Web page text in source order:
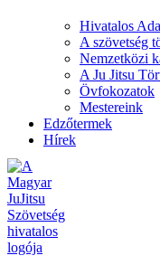
Hivatalos
A szövetség
Nemzetközi
A Ju Jitsu
Övfokozatok
Mestereink
Edzőtermek
Hírek